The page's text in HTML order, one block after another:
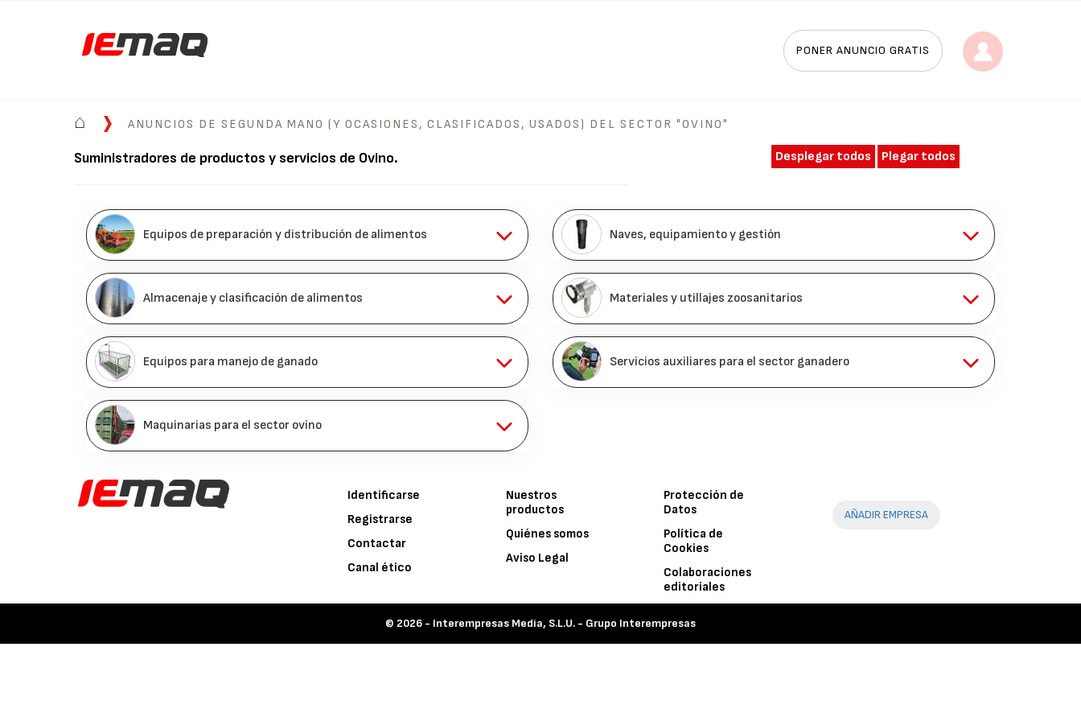
PONER ANUNCIO GRATIS
⌂ ANUNCIOS DE SEGUNDA MANO (Y OCASIONES, CLASIFICADOS, USADOS) DEL SECTOR "OVINO"
Suministradores de productos y servicios de Ovino. Desplegar todos Plegar todos
Equipos de preparación y distribución de alimentos
Almacenaje y clasificación de alimentos
Equipos para manejo de ganado
Maquinarias para el sector ovino
Naves, equipamiento y gestión
Materiales y utillajes zoosanitarios
Servicios auxiliares para el sector ganadero
Identificarse
Registrarse
Contactar
Canal ético
Nuestros
productos
Quiénes somos
Aviso Legal
Protección de
Datos
Política de
Cookies
Colaboraciones
editoriales
AÑADIR EMPRESA
© 2026 - Interempresas Media, S.L.U. - Grupo Interempresas